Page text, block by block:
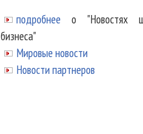
подробнее о "Новостях
бизнеса"
Мировые новости
Новости партнеров